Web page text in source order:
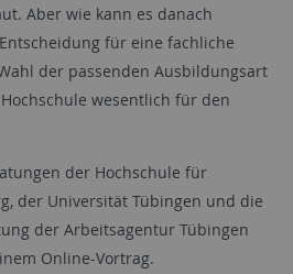
Aber wie kann es danach
für eine fachliche
der passenden Ausbildungsart
wesentlich für den
der Hochschule für
der Universität Tübingen und die
der Arbeitsagentur Tübingen
Online-Vortrag.